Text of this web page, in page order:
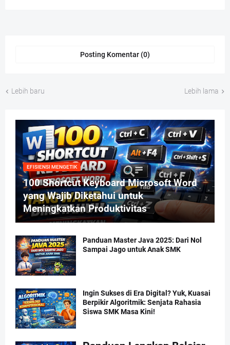
Posting Komentar (0)
Lebih baru Lebih lama
EFISIENSI MENGETIK
100 Shortcut Keyboard Microsoft Word
yang Wajib Diketahui untuk
Meningkatkan Produktivitas
Panduan Master Java 2025: Dari Nol
Sampai Jago untuk Anak SMK
Ingin Sukses di Era Digital? Yuk, Kuasai
Berpikir Algoritmik: Senjata Rahasia
Siswa SMK Masa Kini!